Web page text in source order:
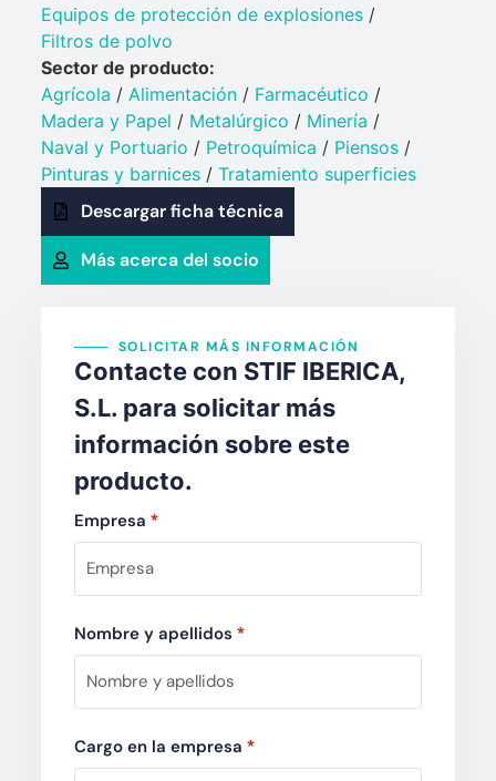
Equipos de protección de explosiones/
Filtros de polvo
Sector de producto:
Agrícola / Alimentación/ Farmacéutico /
Madera y Papel / Metalúrgico / Minería /
Naval y Portuario​ / Petroquímica​ / Piensos/
Pinturas y barnices​/ Tratamiento superficies
Descargar ficha técnica
Más acerca del socio
SOLICITAR MÁS INFORMACIÓN
Contacte con STIF IBERICA,
S.L. para solicitar más
información sobre este
producto.
Empresa *
Nombre y apellidos *
Cargo en la empresa *